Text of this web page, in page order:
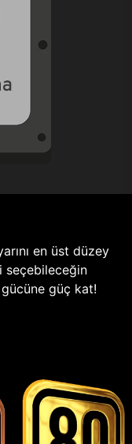
en üst düzey
seçebileceğin
güç kat!